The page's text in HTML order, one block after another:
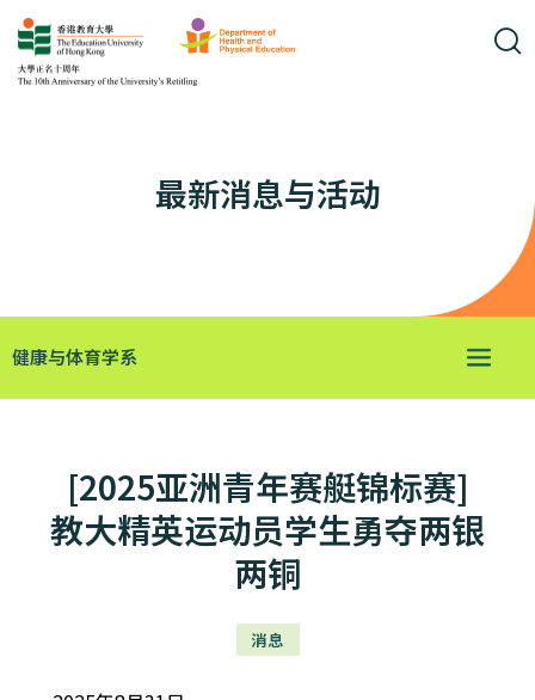
最新消息与活动
健康与体育学系
[2025亚洲青年赛艇锦标赛]
教大精英运动员学生勇夺两银
两铜
消息